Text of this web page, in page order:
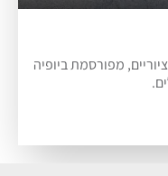
מפורסמת ביופיה